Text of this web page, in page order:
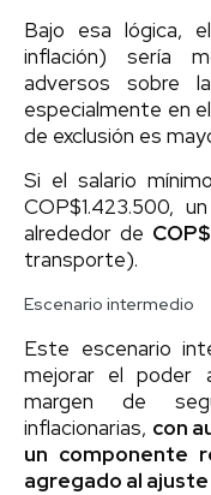
Bajo esa lógica,
inflación) sería
adversos sobre
especialmente en
de exclusión es
Si el salario
COP$1.423.500,
alrededor de
transporte).
Escenario intermedio
Este escenario
mejorar el poder
margen de
inflacionarias, con
un componente
agregado al